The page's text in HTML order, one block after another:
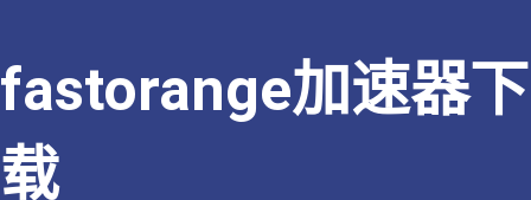
fastorange加速器下
载